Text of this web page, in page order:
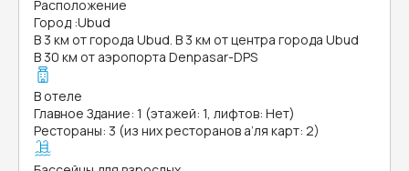
Расположение
Город :Ubud
В 3 км от города Ubud. В 3 км от центра города Ubud
В 30 км от аэропорта Denpasar-DPS
В отеле
Главное Здание: 1 (этажей: 1, лифтов: Нет)
Рестораны: 3 (из них ресторанов а’ля карт: 2)